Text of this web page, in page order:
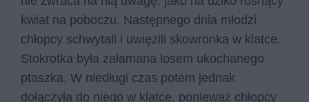
kwiat na poboczu. Następnego dnia młodzi
chłopcy schwytali i uwięzili skowronka w klatce.
Stokrotka była załamana losem ukochanego
ptaszka. W niedługi czas potem jednak
dołączyła do niego w klatce, ponieważ chłopcy